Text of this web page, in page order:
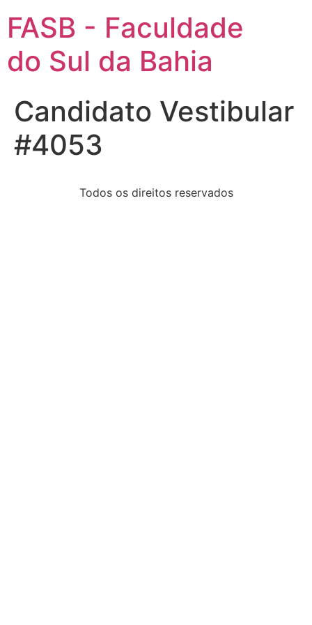
FASB - Faculdade
do Sul da Bahia
Candidato Vestibular
#4053
Todos os direitos reservados